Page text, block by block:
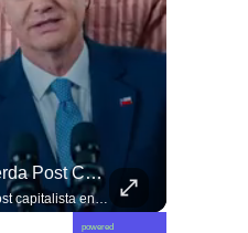
¿Existe Una Izquierda Post Capitalista En Chile?
¿Existe una izquierda post capitalista en Chile? 🤔 Esta semana tuvimos panelazo en Gobierno de Emergencia con @giordanociudadano @jpsanhuezatortella y @naticastilloabogada 🔥
powered